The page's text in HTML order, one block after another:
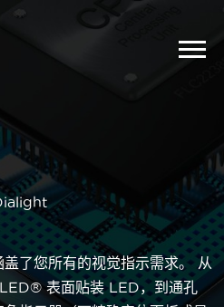
了您所有的视觉指示需求。 从
表面贴装 LED，到通孔